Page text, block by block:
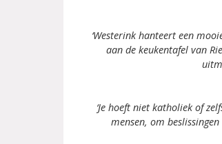
‘Westerink hanteert een
aan de keukentafel van
‘Je hoeft niet katholiek of
mensen, om